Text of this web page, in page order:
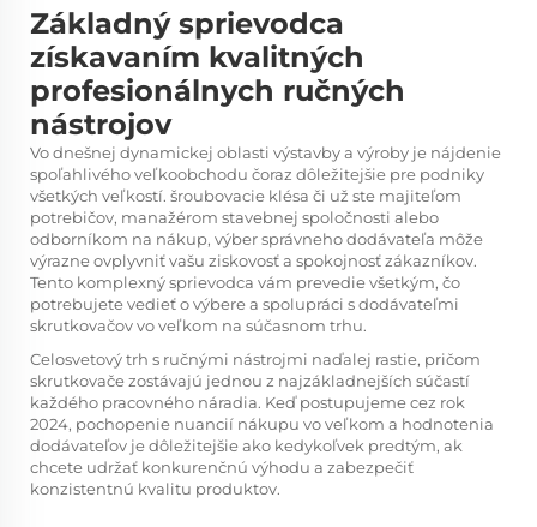
Základný sprievodca
získavaním kvalitných
profesionálnych ručných
nástrojov
Vo dnešnej dynamickej oblasti výstavby a výroby je nájdenie
spoľahlivého veľkoobchodu čoraz dôležitejšie pre podniky
všetkých veľkostí. šroubovacie klésa či už ste majiteľom
potrebičov, manažérom stavebnej spoločnosti alebo
odborníkom na nákup, výber správneho dodávateľa môže
výrazne ovplyvniť vašu ziskovosť a spokojnosť zákazníkov.
Tento komplexný sprievodca vám prevedie všetkým, čo
potrebujete vedieť o výbere a spolupráci s dodávateľmi
skrutkovačov vo veľkom na súčasnom trhu.
Celosvetový trh s ručnými nástrojmi naďalej rastie, pričom
skrutkovače zostávajú jednou z najzákladnejších súčastí
každého pracovného náradia. Keď postupujeme cez rok
2024, pochopenie nuancií nákupu vo veľkom a hodnotenia
dodávateľov je dôležitejšie ako kedykoľvek predtým, ak
chcete udržať konkurenčnú výhodu a zabezpečiť
konzistentnú kvalitu produktov.